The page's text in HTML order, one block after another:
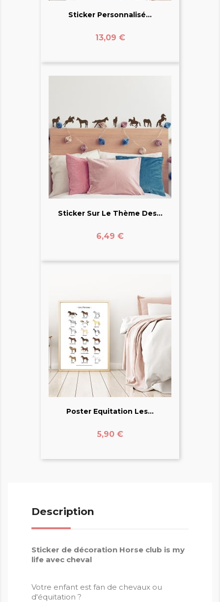
Sticker Personnalisé...
Prix
13,09 €
Sticker Sur Le Thème Des...
Prix
6,49 €
Poster Equitation Les...
Prix
5,90 €
Description
Sticker de décoration Horse club is my
life avec cheval
Votre enfant est fan de chevaux ou
d'équitation ?